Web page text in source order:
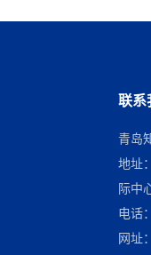
联系
青岛
地址
际中
电话：
网址：